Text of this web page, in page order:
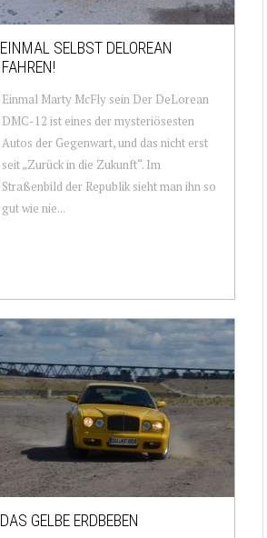
EINMAL SELBST DELOREAN
FAHREN!
Einmal Marty McFly sein Der DeLorean
DMC-12 ist eines der mysteriösesten
Autos der Gegenwart, und das nicht erst
seit „Zurück in die Zukunft“. Im
Straßenbild der Republik sieht man ihn so
gut wie nie...
DAS GELBE ERDBEBEN